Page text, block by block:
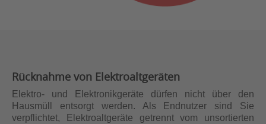
Rücknahme von Elektroaltgeräten
Elektro- und Elektronikgeräte dürfen nicht über den
Hausmüll entsorgt werden. Als Endnutzer sind Sie
verpflichtet, Elektroaltgeräte getrennt vom unsortierten